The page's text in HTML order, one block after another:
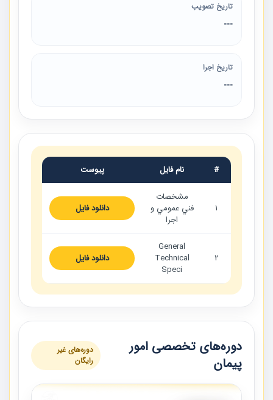
تاریخ تصویب
---
تاریخ اجرا
---
# نام فایل پیوست
1
مشخصات
فني عمومي و
اجرا
دانلود فایل
2
General
Technical
Speci
دانلود فایل
دوره‌های تخصصی امور
پیمان
دوره‌های غیر
رایگان